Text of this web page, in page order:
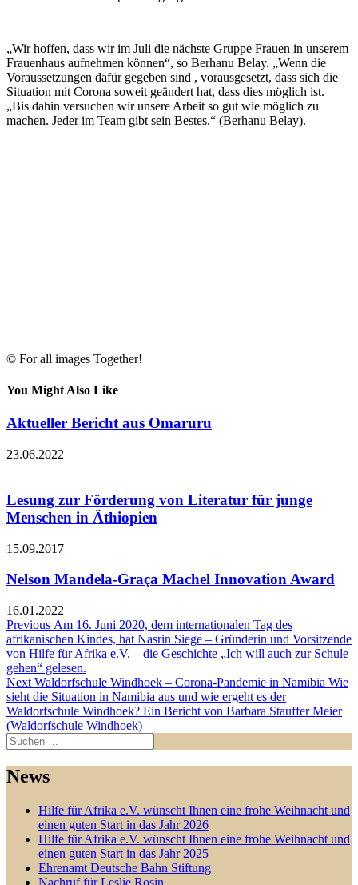
„Wir hoffen, dass wir im Juli die nächste Gruppe Frauen in unserem
Frauenhaus aufnehmen können“, so Berhanu Belay. „Wenn die
Voraussetzungen dafür gegeben sind , vorausgesetzt, dass sich die
Situation mit Corona soweit geändert hat, dass dies möglich ist.
„Bis dahin versuchen wir unsere Arbeit so gut wie möglich zu
machen. Jeder im Team gibt sein Bestes.“ (Berhanu Belay).
© For all images Together!
You Might Also Like
Aktueller Bericht aus Omaruru
23.06.2022
Lesung zur Förderung von Literatur für junge
Menschen in Äthiopien
15.09.2017
Nelson Mandela-Graça Machel Innovation Award
16.01.2022
Beitragsnavigation
Previous Previous
post:
Am 16. Juni 2020, dem internationalen Tag des
afrikanischen Kindes, hat Nasrin Siege – Gründerin und Vorsitzende
von Hilfe für Afrika e.V. – die Geschichte „Ich will auch zur Schule
gehen“ gelesen.
Next Next
post:
Waldorfschule Windhoek – Corona-Pandemie in Namibia Wie
sieht die Situation in Namibia aus und wie ergeht es der
Waldorfschule Windhoek? Ein Bericht von Barbara Stauffer Meier
(Waldorfschule Windhoek)
Suchen
nach:
News
Hilfe für Afrika e.V. wünscht Ihnen eine frohe Weihnacht und
einen guten Start in das Jahr 2026
Hilfe für Afrika e.V. wünscht Ihnen eine frohe Weihnacht und
einen guten Start in das Jahr 2025
Ehrenamt Deutsche Bahn Stiftung
Nachruf für Leslie Rosin